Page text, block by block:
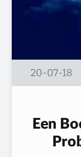
20-07-18
Een